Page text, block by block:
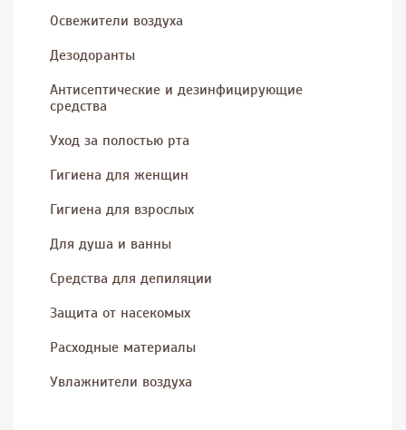
Освежители воздуха
Дезодоранты
Антисептические и дезинфицирующие
средства
Уход за полостью рта
Гигиена для женщин
Гигиена для взрослых
Для душа и ванны
Средства для депиляции
Защита от насекомых
Расходные материалы
Увлажнители воздуха